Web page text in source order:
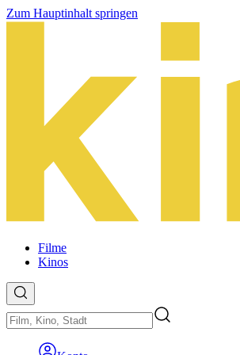
Zum Hauptinhalt springen
Filme
Kinos